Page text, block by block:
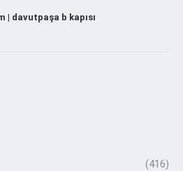
| davutpaşa b kapısı
(416)